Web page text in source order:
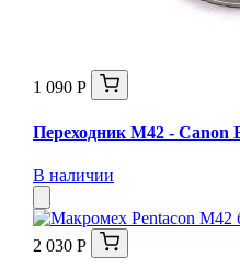
1 090 Р
Переходник M42 - Canon
В наличии
2 030 Р